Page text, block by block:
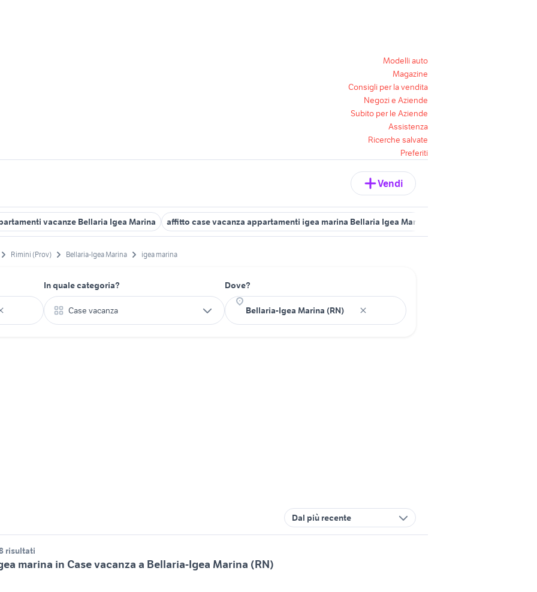
Modelli auto
Magazine
Consigli per la vendita
Negozi e Aziende
Subito per le Aziende
Assistenza
Ricerche salvate
Preferiti
Vendi
vacanze Bellaria Igea Marina affitto case vacanza appartamenti igea marina Bellaria Igea Marina
Rimini (Prov) Bellaria-Igea Marina igea marina
In quale categoria?
Case vacanza
Dove?
Dal più recente
risultati
marina in Case vacanza a Bellaria-Igea Marina (RN)